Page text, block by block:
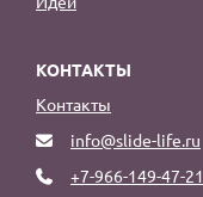
КОНТАКТЫ
Контакты
info@slide-life.ru
+7-966-149-47-21